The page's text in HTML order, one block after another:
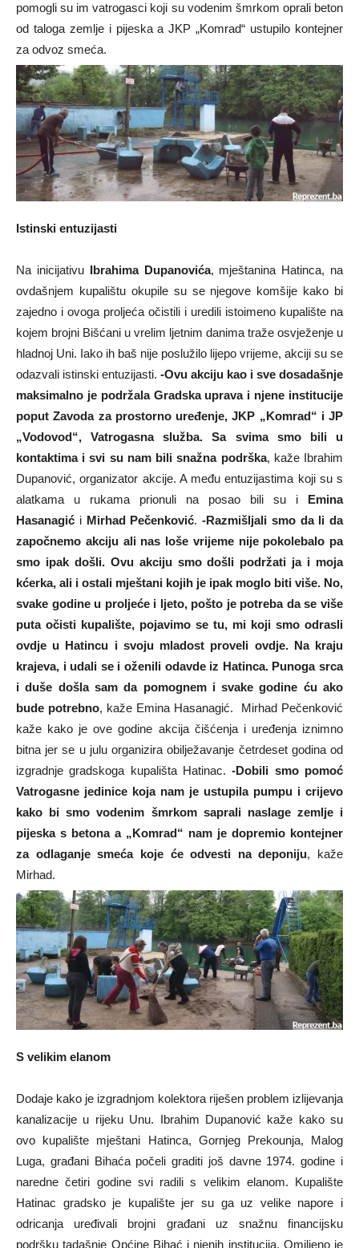
pomogli su im vatrogasci koji su vodenim šmrkom oprali beton
od taloga zemlje i pijeska a JKP „Komrad“ ustupilo kontejner
za odvoz smeća.
Istinski entuzijasti
Na inicijativu Ibrahima Dupanovića, mještanina Hatinca, na
ovdašnjem kupalištu okupile su se njegove komšije kako bi
zajedno i ovoga proljeća očistili i uredili istoimeno kupalište na
kojem brojni Bišćani u vrelim ljetnim danima traže osvježenje u
hladnoj Uni. Iako ih baš nije poslužilo lijepo vrijeme, akciji su se
odazvali istinski entuzijasti. -Ovu akciju kao i sve dosadašnje
maksimalno je podržala Gradska uprava i njene institucije
poput Zavoda za prostorno uređenje, JKP „Komrad“ i JP
„Vodovod“, Vatrogasna služba. Sa svima smo bili u
kontaktima i svi su nam bili snažna podrška, kaže Ibrahim
Dupanović, organizator akcije. A među entuzijastima koji su s
alatkama u rukama prionuli na posao bili su i Emina
Hasanagić i Mirhad Pečenković. -Razmišljali smo da li da
započnemo akciju ali nas loše vrijeme nije pokolebalo pa
smo ipak došli. Ovu akciju smo došli podržati ja i moja
kćerka, ali i ostali mještani kojih je ipak moglo biti više. No,
svake godine u proljeće i ljeto, pošto je potreba da se više
puta očisti kupalište, pojavimo se tu, mi koji smo odrasli
ovdje u Hatincu i svoju mladost proveli ovdje. Na kraju
krajeva, i udali se i oženili odavde iz Hatinca. Punoga srca
i duše došla sam da pomognem i svake godine ću ako
bude potrebno, kaže Emina Hasanagić. Mirhad Pečenković
kaže kako je ove godine akcija čišćenja i uređenja iznimno
bitna jer se u julu organizira obilježavanje četrdeset godina od
izgradnje gradskoga kupališta Hatinac.-Dobili smo pomoć
Vatrogasne jedinice koja nam je ustupila pumpu i crijevo
kako bi smo vodenim šmrkom saprali naslage zemlje i
pijeska s betona a „Komrad“ nam je dopremio kontejner
za odlaganje smeća koje će odvesti na deponiju, kaže
Mirhad.
S velikim elanom
Dodaje kako je izgradnjom kolektora riješen problem izlijevanja
kanalizacije u rijeku Unu. Ibrahim Dupanović kaže kako su
ovo kupalište mještani Hatinca, Gornjeg Prekounja, Malog
Luga, građani Bihaća počeli graditi još davne 1974. godine i
naredne četiri godine svi radili s velikim elanom. Kupalište
Hatinac gradsko je kupalište jer su ga uz velike napore i
odricanja uređivali brojni građani uz snažnu financijsku
podršku tadašnje Općine Bihać i njenih institucija. Omiljeno je